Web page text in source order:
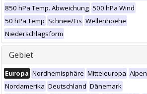
850 hPa Temp. Abweichung 500 hPa Wind
50 hPa Temp Schnee/Eis Wellenhoehe
Niederschlagsform
Gebiet
Europa Nordhemisphäre Mitteleuropa Alpen
Nordamerika Deutschland Dänemark